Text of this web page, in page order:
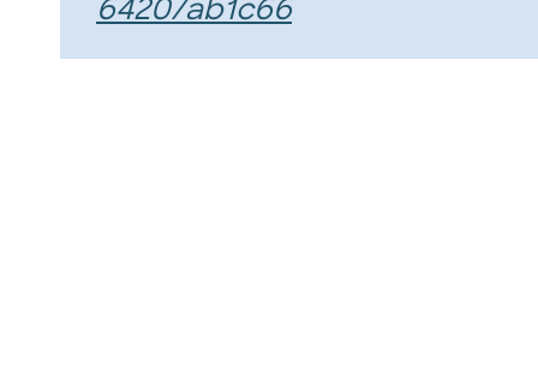
6420/ab1c66